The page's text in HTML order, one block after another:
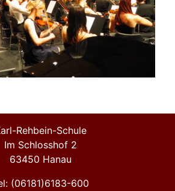
Rehbein-Schule
Im Schlosshof 2
63450 Hanau
(06181)6183-600